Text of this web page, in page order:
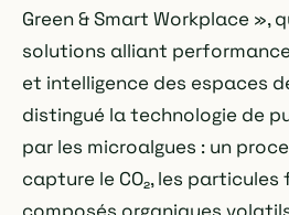
Green & Smart Workplace »,
solutions alliant
et intelligence des espaces
distingué la technologie de
par les microalgues : un
capture le CO₂, les particules